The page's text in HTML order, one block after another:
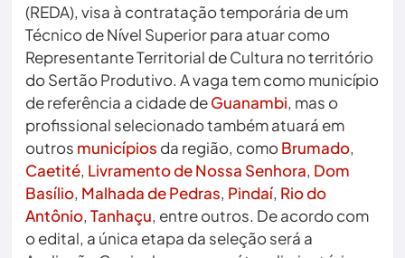
(REDA), visa à contratação temporária de um
Técnico de Nível Superior para atuar como
Representante Territorial de Cultura no território
do Sertão Produtivo. A vaga tem como município
de referência a cidade deGuanambi, mas o
profissional selecionado também atuará em
outros municípios da região, comoBrumado,
Caetité, Livramento de Nossa Senhora, Dom
Basílio, Malhada de Pedras, Pindaí, Rio do
Antônio, Tanhaçu, entre outros. De acordo com
o edital, a única etapa da seleção será a